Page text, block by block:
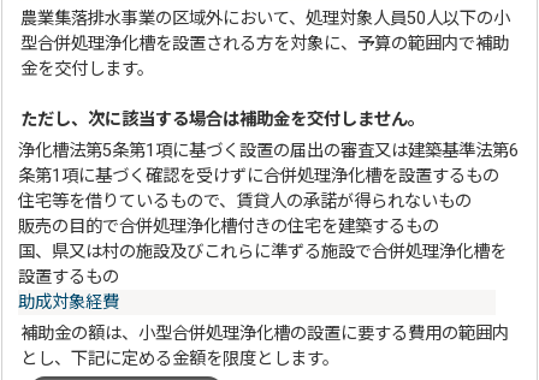
農業集落排水事業の区域外において、処理対象人員50人以下の小
型合併処理浄化槽を設置される方を対象に、予算の範囲内で補助
金を交付します。
ただし、次に該当する場合は補助金を交付しません。
浄化槽法第5条第1項に基づく設置の届出の審査又は建築基準法第6
条第1項に基づく確認を受けずに合併処理浄化槽を設置するもの
住宅等を借りているもので、賃貸人の承諾が得られないもの
販売の目的で合併処理浄化槽付きの住宅を建築するもの
国、県又は村の施設及びこれらに準ずる施設で合併処理浄化槽を
設置するもの
助成対象経費
補助金の額は、小型合併処理浄化槽の設置に要する費用の範囲内
とし、下記に定める金額を限度とします。